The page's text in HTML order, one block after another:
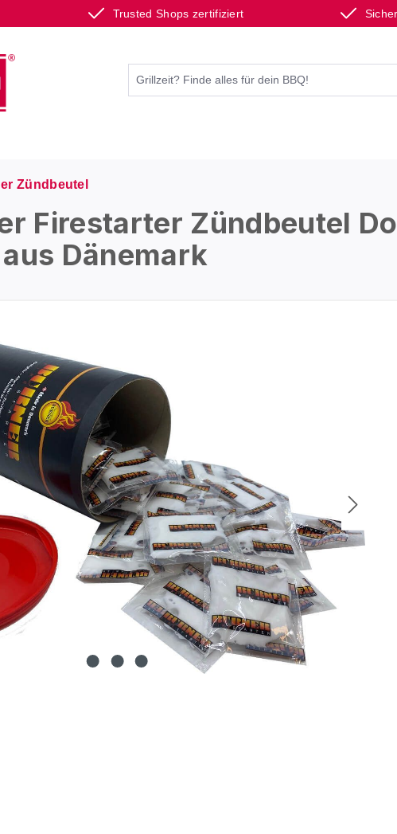
Trusted Shops zertifiziert
Zündbeutel
Firestarter Zündbeutel
Dänemark